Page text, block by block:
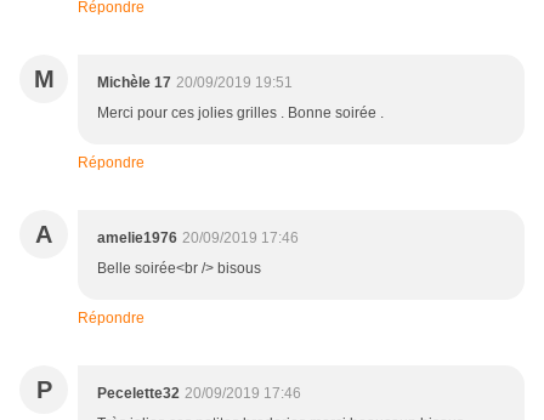
Répondre
M Michèle 17 20/09/2019 19:51
Merci pour ces jolies grilles . Bonne soirée .
Répondre
A amelie1976 20/09/2019 17:46
Belle soirée<br /> bisous
Répondre
P Pecelette32 20/09/2019 17:46